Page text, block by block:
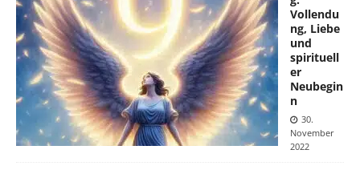
Vollendu
ng, Liebe
und
spirituell
er
Neubegin
n
30.
November
2022